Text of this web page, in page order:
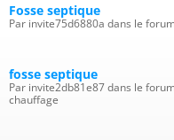
Fosse septique
Par invite75d6880a dans le
fosse septique
Par invite2db81e87 dans le
chauffage